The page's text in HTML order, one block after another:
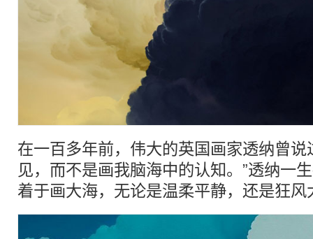
在一百多年前，伟大的英国画家透纳曾说
见，而不是画我脑海中的认知。”透纳一
着于画大海，无论是温柔平静，还是狂风